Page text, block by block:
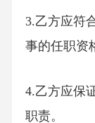
3.乙方应符
事的任职资
4.乙方应保
职责。